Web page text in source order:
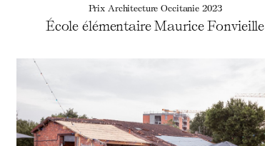
Prix Architecture Occitanie 2023
École élémentaire Maurice Fonvieille